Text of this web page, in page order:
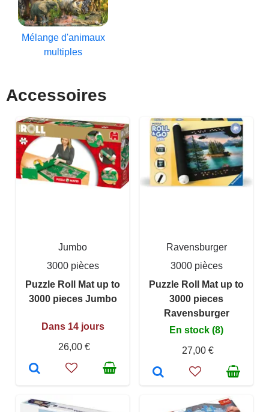
Mélange d'animaux
multiples
Accessoires
Jumbo
3000 pièces
Puzzle Roll Mat up to
3000 pieces Jumbo
Dans 14 jours
26,00 €
Ravensburger
3000 pièces
Puzzle Roll Mat up to
3000 pieces
Ravensburger
En stock (8)
27,00 €